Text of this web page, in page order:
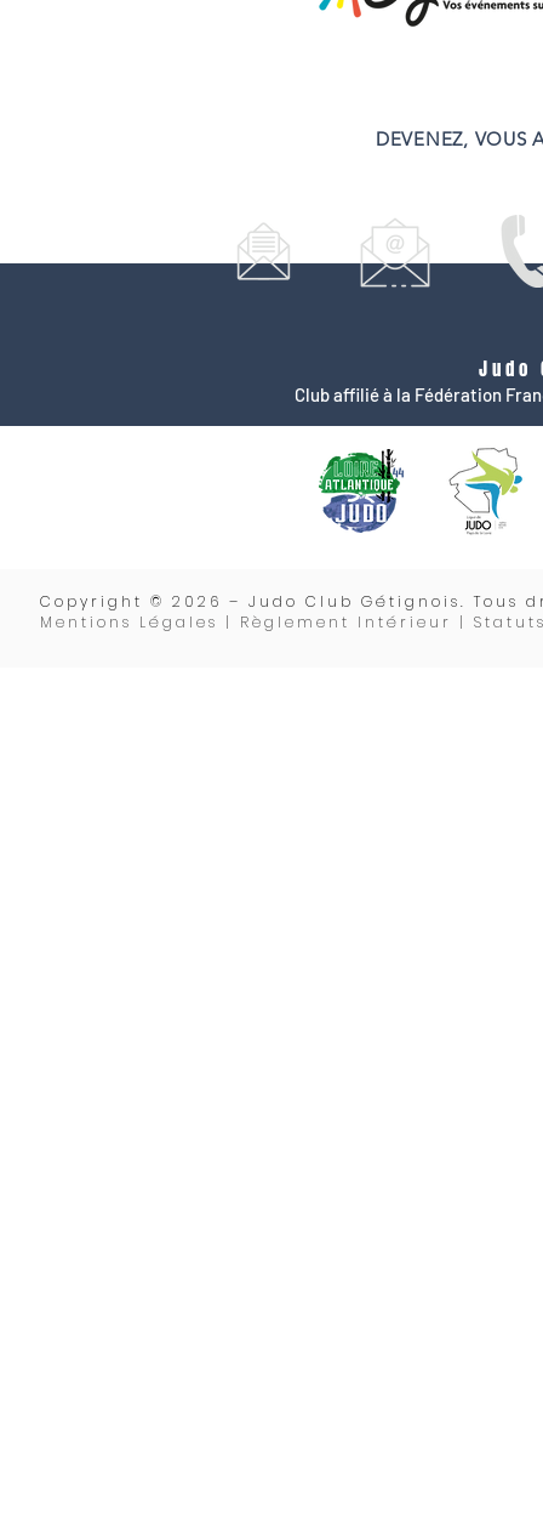
DEVENEZ, VOUS
Judo
Club affilié à la Fédération
Copyrigh t © 2026 – Judo Club Gétignois. Tous
Mentions Légales | Règlement Intérieur |